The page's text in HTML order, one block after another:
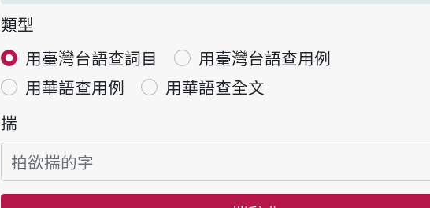
類型
用臺灣台語查詞目
用臺灣台語查用例
用華語查用例
用華語查全文
揣